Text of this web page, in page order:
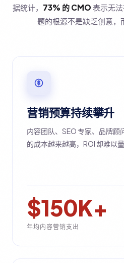
据统计， 73% 的 CMO 表示无
题的根源不是缺乏创意，
营销预算持续攀升
内容团队、SEO 专家、品牌
的成本越来越高，ROI 却难以量
$150K+
年均内容营销支出